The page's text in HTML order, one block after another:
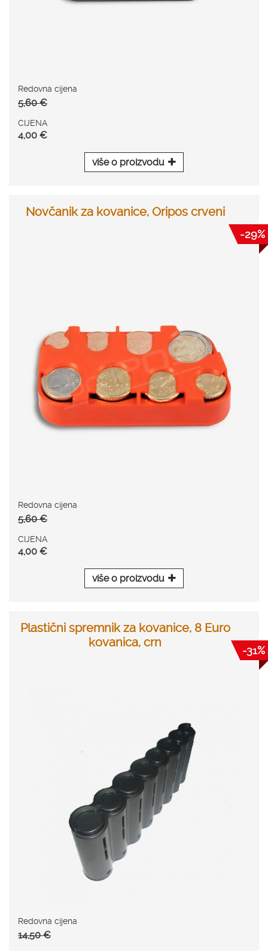
Redovna cijena
5,60 €
CIJENA
4,00 €
više o proizvodu
Novčanik za kovanice, Oripos crveni
Redovna cijena
5,60 €
CIJENA
4,00 €
više o proizvodu
-29%
Plastični spremnik za kovanice, 8 Euro
kovanica, crn
Redovna cijena
14,50 €
-31%